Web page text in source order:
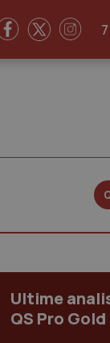
Ultime
QS Pro Gold